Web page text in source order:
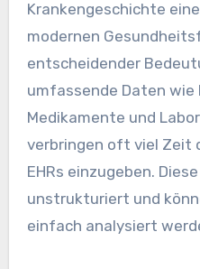
Krankengeschichte
modernen
entscheidender
umfassende Daten wie
Medikamente und
verbringen oft viel Zeit
EHRs einzugeben.
unstrukturiert und
einfach analysiert